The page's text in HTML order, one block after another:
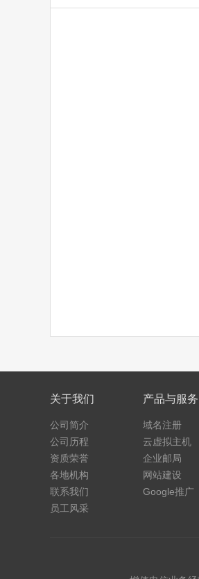
.work .ink
.wiki .design
.tv .games
.cab
关于我们
公司简介
公司历程
资质荣誉
各地机构
联系我们
员工风采
产品与服务
域名注册
云虚拟主机
企业邮局
网站建设
Google推广